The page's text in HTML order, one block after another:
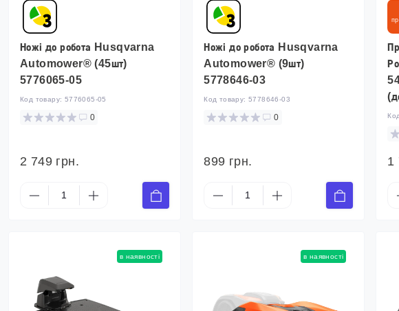
Ножі до робота Husqvarna
Automower® (45шт)
5776065-05
Код товару: 5776065-05
0
2 749 грн.
Ножі до робота Husqvarna
Automower® (9шт)
5778646-03
Код товару: 5778646-03
0
899 грн. 1
в наявності в наявності